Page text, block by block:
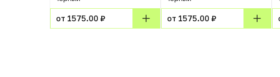
от 1575.00 ₽ от 1575.00 ₽